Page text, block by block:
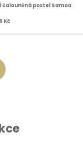
čalouněná postel Samoa
Kč